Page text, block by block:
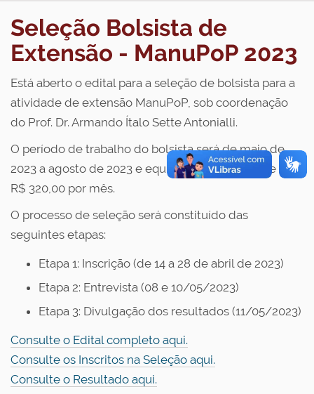
Seleção Bolsista de
Extensão - ManuPoP 2023
Está aberto o edital para a seleção de bolsista para a
atividade de extensão ManuPoP, sob coordenação
do Prof. Dr. Armando Ítalo Sette Antonialli.
O período de trabalho do bolsista será de maio de
2023 a agosto de 2023 e equivalem ao montante de
R$ 320,00 por mês.
O processo de seleção será constituído das
seguintes etapas:
Etapa 1: Inscrição (de 14 a 28 de abril de 2023)
Etapa 2: Entrevista (08 e 10/05/2023)
Etapa 3: Divulgação dos resultados (11/05/2023)
Consulte o Edital completo aqui.
Consulte os Inscritos na Seleção aqui.
Consulte o Resultado aqui.